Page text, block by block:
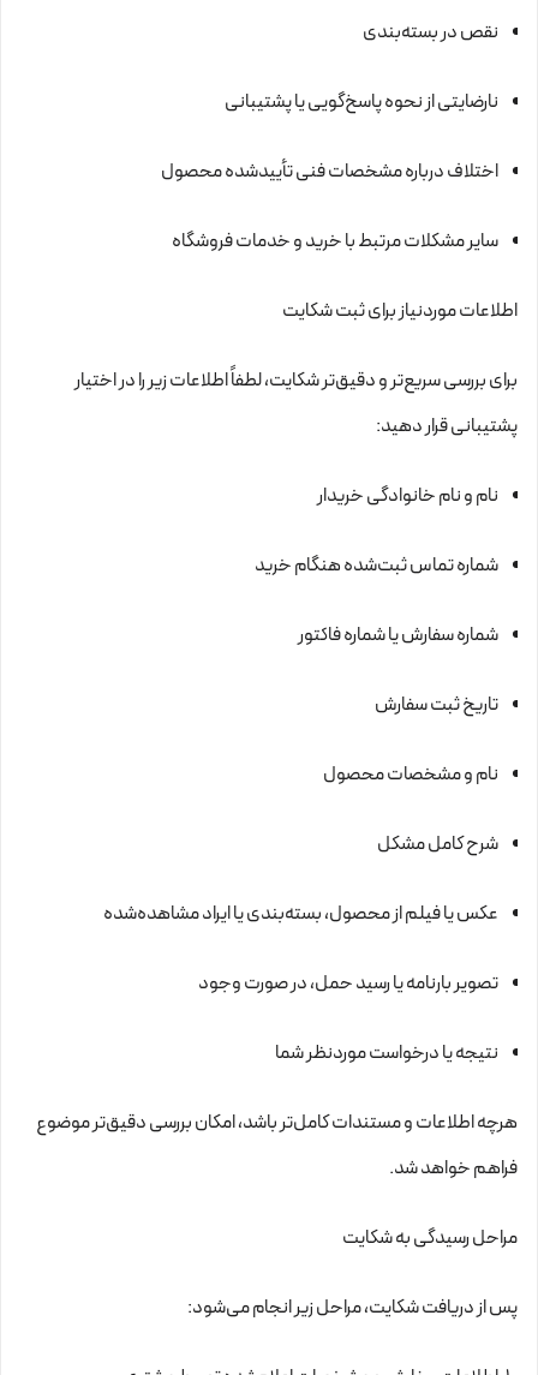
نقص در بسته‌بندی
نارضایتی از نحوه پاسخ‌گویی یا پشتیبانی
اختلاف درباره مشخصات فنی تأییدشده محصول
سایر مشکلات مرتبط با خرید و خدمات فروشگاه
اطلاعات موردنیاز برای ثبت شکایت
برای بررسی سریع‌تر و دقیق‌تر شکایت، لطفاً اطلاعات زیر را در اختیار
پشتیبانی قرار دهید:
نام و نام خانوادگی خریدار
شماره تماس ثبت‌شده هنگام خرید
شماره سفارش یا شماره فاکتور
تاریخ ثبت سفارش
نام و مشخصات محصول
شرح کامل مشکل
عکس یا فیلم از محصول، بسته‌بندی یا ایراد مشاهده‌شده
تصویر بارنامه یا رسید حمل، در صورت وجود
نتیجه یا درخواست موردنظر شما
هرچه اطلاعات و مستندات کامل‌تر باشد، امکان بررسی دقیق‌تر موضوع
فراهم خواهد شد.
مراحل رسیدگی به شکایت
پس از دریافت شکایت، مراحل زیر انجام می‌شود: